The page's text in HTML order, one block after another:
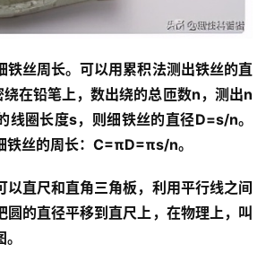
铁丝周长。可以用累积法测出铁丝的直
在铅笔上，数出绕的总匝数n，测出n
线圈长度s，则细铁丝的直径D=s/n。
铁丝的周长：C=πD=πs/n。
以直尺和直角三角板，利用平行线之间
圆的直径平移到直尺上，在物理上，叫